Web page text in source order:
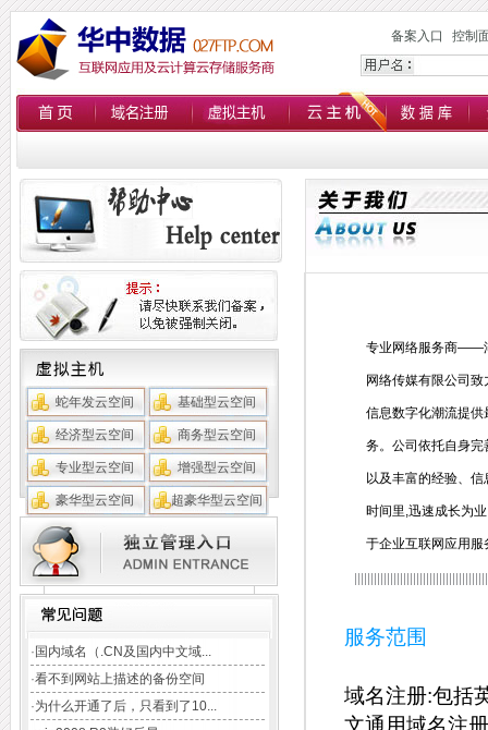
备案入口 控制
蛇年发云空间 基础型云空间
经济型云空间 商务型云空间
专业型云空间 增强型云空间
豪华型云空间 超豪华型云空间
TAG: 域名注册
· 国内域名（.CN及国内中文域...
·看不到网站上描述的备份空间
·为什么开通了后，只看到了10...
专业网络服务商——
网络传媒有限公司
信息数字化潮流提
务。公司依托自身
以及丰富的经验、
时间里,迅速成长为
于企业互联网应用
服务范围
域名注册:包括
文通用域名注